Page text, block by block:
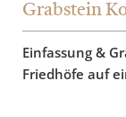
Grabstein
Einfassung &
Friedhöfe auf